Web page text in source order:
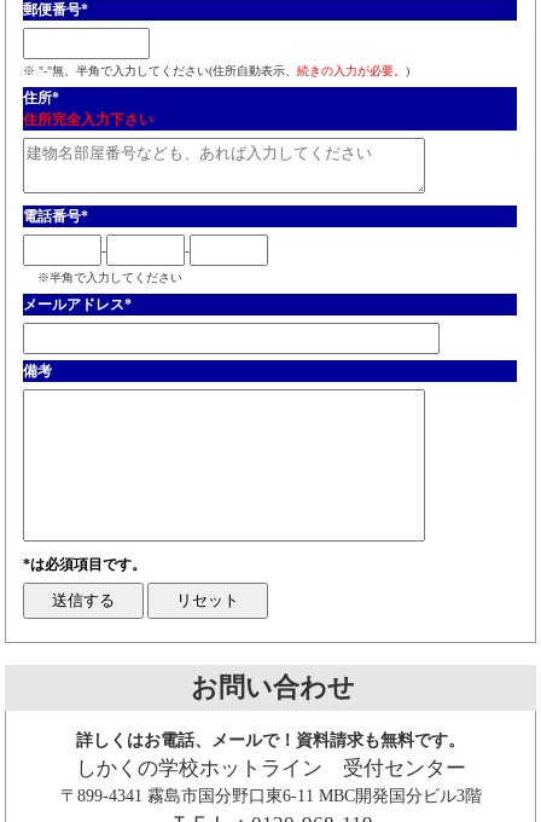
郵便番号*
※ "-"無、半角で入力してください(住所自動表示、 続きの入力が必要。 )
住所*
住所完全入力下さい
電話番号*
-
-
※半角で入力してください
メールアドレス*
備考
*は必須項目です。
お問い合わせ
詳しくはお電話、メールで！資料請求も無料です。
しかくの学校ホットライン 受付センター
〒899-4341 霧島市国分野口東6-11 MBC開発国分ビル3階